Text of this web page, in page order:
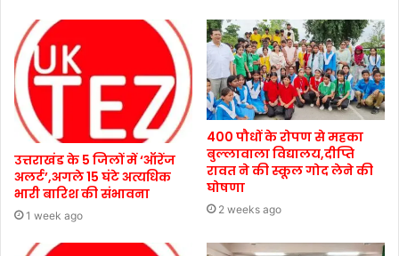
उत्तराखंड के 5 जिलों में ‘ऑरेंज
अलर्ट’,अगले 15 घंटे अत्यधिक
भारी बारिश की संभावना
1 week ago
400 पौधों के रोपण से महका
बुल्लावाला विद्यालय,दीप्ति
रावत ने की स्कूल गोद लेने की
घोषणा
2 weeks ago